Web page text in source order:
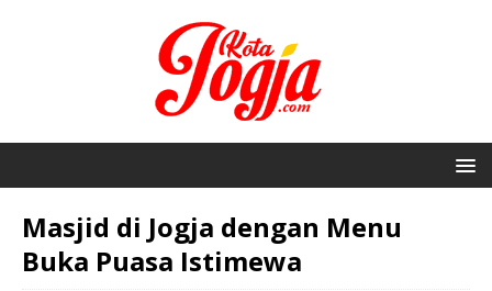
Masjid di Jogja dengan Menu
Buka Puasa Istimewa